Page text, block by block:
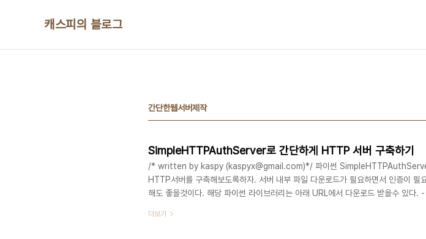
캐스피의 블로그
간단한웹서버제작
SimpleHTTPAuthServer로 간단하게 HTTP 서버 구축하기
/* written by kaspy (kaspyx@gmail.com)*/ 파이썬
HTTP서버를 구축해보도록하자. 서버 내부 파일 다운로드가 필요하면서 인증이 필
해도 좋을것이다. 해당 파이썬 라이브러리는 아래 URL에서 다운로드 받을수 있다.
git+git://github.com/tianhuil/SimpleHTTPAuthServer.git@master - 사용
더보기